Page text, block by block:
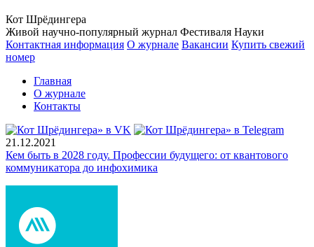
Кот Шрёдингера
Живой научно-популярный журнал Фестиваля Науки
Контактная информация О журнале Вакансии Купить свежий
номер
Главная
О журнале
Контакты
21.12.2021
Кем быть в 2028 году. Профессии будущего: от квантового
коммуникатора до инфохимика